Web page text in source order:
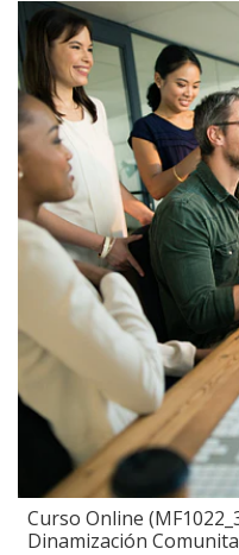
Curso Online
Dinamización